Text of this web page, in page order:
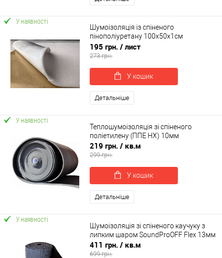
У наявності
Шумоізоляція із спіненого
пінополіуретану 100х50х1см
SoundProOFF DAMPER Light 10 (sp-
0049)
195 грн. / лист
273 грн.
У кошик
Детальніше
У наявності
Теплошумоізоляція зі спіненого
поліетилену (ППЕ НХ) 10мм
219 грн. / кв.м
299 грн.
У кошик
Детальніше
У наявності
Шумоізоляція зі спіненого каучуку з
липким шаром SoundProOFF Flex 13мм
411 грн. / кв.м
699 грн.